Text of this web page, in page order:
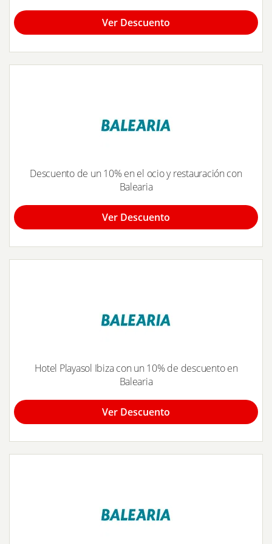
Ver Descuento
Descuento de un 10% en el ocio y restauración con
Balearia
Ver Descuento
Hotel Playasol Ibiza con un 10% de descuento en
Balearia
Ver Descuento